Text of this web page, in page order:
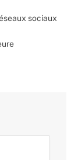
sociaux